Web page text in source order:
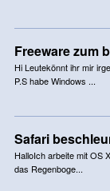
Freeware zum
Hi Leutekönnt ihr mir
P.S habe Windows ...
Safari
HalloIch arbeite mit OS
das Regenboge...